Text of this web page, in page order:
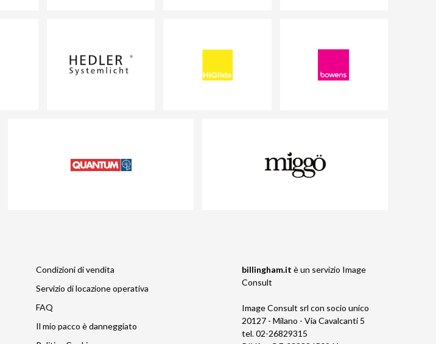
Condizioni di vendita
Servizio di locazione operativa
FAQ
Il mio pacco è danneggiato
billingham.it è un servizio Image
Consult
Image Consult srl con socio unico
20127 - Milano - Via Cavalcanti 5
tel. 02-26829315